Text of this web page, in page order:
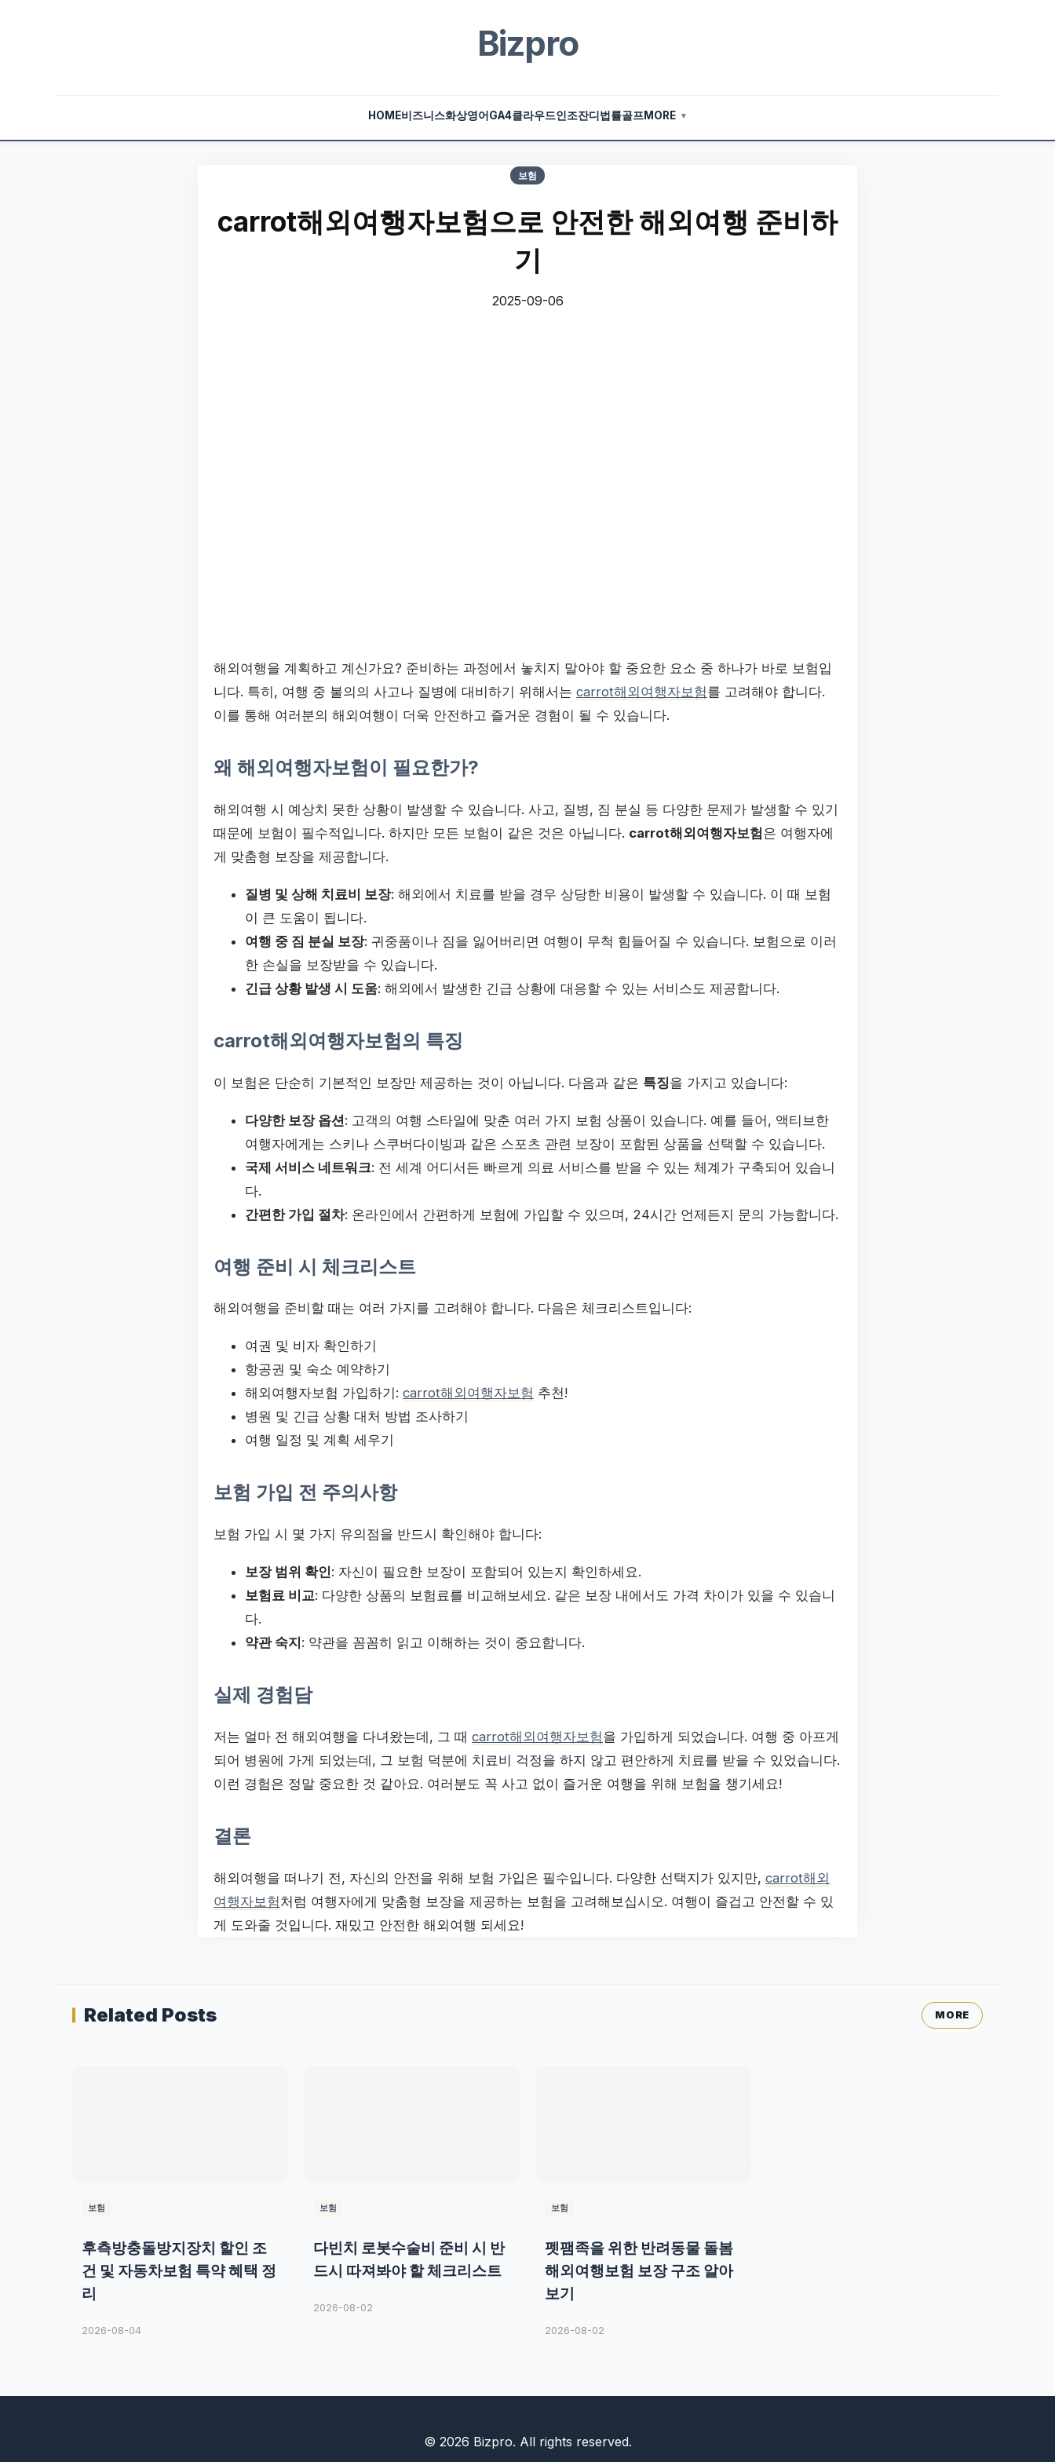
Bizpro
HOME비즈니스화상영어 GA4클라우드인조잔디 법률골프MORE ▼
보험
carrot해외여행자보험으로 안전한 해외여행 준비하
기
2025-09-06
해외여행을 계획하고 계신가요? 준비하는 과정에서 놓치지 말아야 할 중요한 요소 중 하나가 바로 보험입
니다. 특히, 여행 중 불의의 사고나 질병에 대비하기 위해서는 carrot해외여행자보험를 고려해야 합니다.
이를 통해 여러분의 해외여행이 더욱 안전하고 즐거운 경험이 될 수 있습니다.
왜 해외여행자보험이 필요한가?
해외여행 시 예상치 못한 상황이 발생할 수 있습니다. 사고, 질병, 짐 분실 등 다양한 문제가 발생할 수 있기
때문에 보험이 필수적입니다. 하지만 모든 보험이 같은 것은 아닙니다. carrot해외여행자보험은 여행자에
게 맞춤형 보장을 제공합니다.
질병 및 상해 치료비 보장: 해외에서 치료를 받을 경우 상당한 비용이 발생할 수 있습니다. 이 때 보험
이 큰 도움이 됩니다.
여행 중 짐 분실 보장: 귀중품이나 짐을 잃어버리면 여행이 무척 힘들어질 수 있습니다. 보험으로 이러
한 손실을 보장받을 수 있습니다.
긴급 상황 발생 시 도움: 해외에서 발생한 긴급 상황에 대응할 수 있는 서비스도 제공합니다.
carrot해외여행자보험의 특징
이 보험은 단순히 기본적인 보장만 제공하는 것이 아닙니다. 다음과 같은 특징을 가지고 있습니다:
다양한 보장 옵션: 고객의 여행 스타일에 맞춘 여러 가지 보험 상품이 있습니다. 예를 들어, 액티브한
여행자에게는 스키나 스쿠버다이빙과 같은 스포츠 관련 보장이 포함된 상품을 선택할 수 있습니다.
국제 서비스 네트워크: 전 세계 어디서든 빠르게 의료 서비스를 받을 수 있는 체계가 구축되어 있습니
다.
간편한 가입 절차: 온라인에서 간편하게 보험에 가입할 수 있으며, 24시간 언제든지 문의 가능합니다.
여행 준비 시 체크리스트
해외여행을 준비할 때는 여러 가지를 고려해야 합니다. 다음은 체크리스트입니다:
여권 및 비자 확인하기
항공권 및 숙소 예약하기
해외여행자보험 가입하기: carrot해외여행자보험 추천!
병원 및 긴급 상황 대처 방법 조사하기
여행 일정 및 계획 세우기
보험 가입 전 주의사항
보험 가입 시 몇 가지 유의점을 반드시 확인해야 합니다:
보장 범위 확인: 자신이 필요한 보장이 포함되어 있는지 확인하세요.
보험료 비교: 다양한 상품의 보험료를 비교해보세요. 같은 보장 내에서도 가격 차이가 있을 수 있습니
다.
약관 숙지 : 약관을 꼼꼼히 읽고 이해하는 것이 중요합니다.
실제 경험담
저는 얼마 전 해외여행을 다녀왔는데, 그 때 carrot해외여행자보험을 가입하게 되었습니다. 여행 중 아프게
되어 병원에 가게 되었는데, 그 보험 덕분에 치료비 걱정을 하지 않고 편안하게 치료를 받을 수 있었습니다.
이런 경험은 정말 중요한 것 같아요. 여러분도 꼭 사고 없이 즐거운 여행을 위해 보험을 챙기세요!
결론
해외여행을 떠나기 전, 자신의 안전을 위해 보험 가입은 필수입니다. 다양한 선택지가 있지만, carrot해외
여행자보험처럼 여행자에게 맞춤형 보장을 제공하는 보험을 고려해보십시오. 여행이 즐겁고 안전할 수 있
게 도와줄 것입니다. 재밌고 안전한 해외여행 되세요!
Related Posts MORE
보험
후측방충돌방지장치 할인 조
건 및 자동차보험 특약 혜택 정
리
2026-08-04
보험
다빈치 로봇수술비 준비 시 반
드시 따져봐야 할 체크리스트
2026-08-02
보험
펫팸족을 위한 반려동물 돌봄
해외여행보험 보장 구조 알아
보기
2026-08-02
© 2026 Bizpro. All rights reserved.